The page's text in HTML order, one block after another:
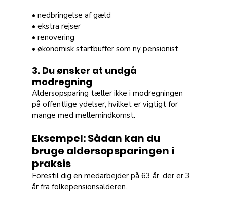
• nedbringelse af gæld
• ekstra rejser
• renovering
• økonomisk startbuffer som ny pensionist
3. Du ønsker at undgå
modregning
Aldersopsparing tæller ikke i modregningen
på offentlige ydelser, hvilket er vigtigt for
mange med mellemindkomst.
Eksempel: Sådan kan du
bruge aldersopsparingen i
praksis
Forestil dig en medarbejder på 63 år, der er 3
år fra folkepensionsalderen.